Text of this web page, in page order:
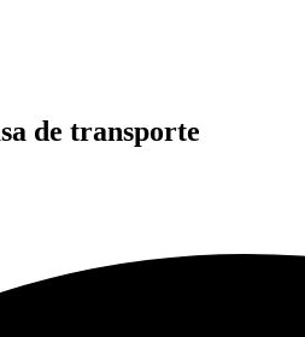
de transporte